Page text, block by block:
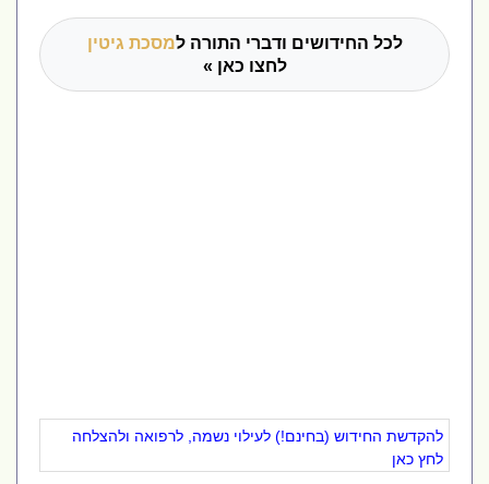
לכל החידושים ודברי התורה למסכת גיטין
לחצו כאן »
להקדשת החידוש (בחינם!) לעילוי נשמה, לרפואה ולהצלחה
לחץ כאן